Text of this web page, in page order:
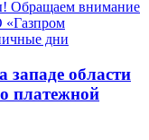
Обращаем внимание
«Газпром
дни
западе области
платежной